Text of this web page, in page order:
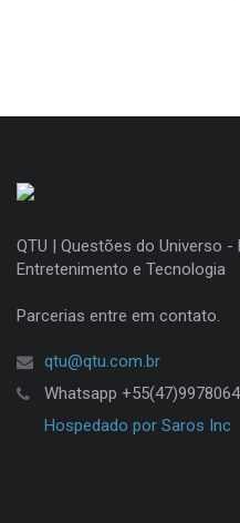
QTU | Questões do Universo -
Entretenimento e Tecnologia
Parcerias entre em contato.
qtu@qtu.com.br
Whatsapp
Hospedado por Saros Inc